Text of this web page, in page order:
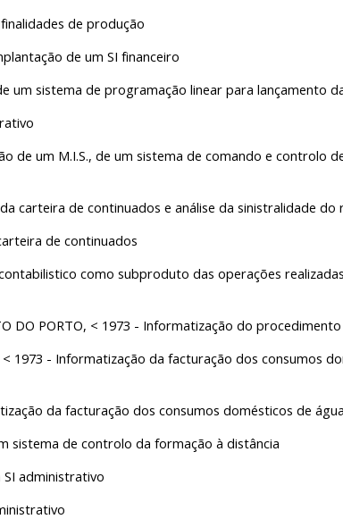
de produção
de um SI financeiro
um sistema de programação linear para lançamento
de um M.I.S., de um sistema de comando e controlo
carteira de continuados e análise da sinistralidade
de continuados
como subproduto das operações
DO PORTO, < 1973 - Informatização do
< 1973 - Informatização da facturação dos consumos
da facturação dos consumos domésticos de água
sistema de controlo da formação à distância
SI administrativo